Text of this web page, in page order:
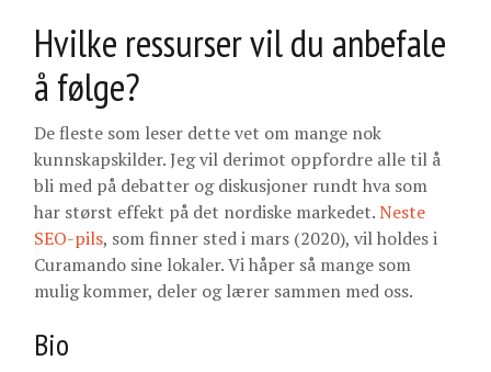
Hvilke ressurser vil du anbefale
å følge?
De fleste som leser dette vet om mange nok
kunnskapskilder. Jeg vil derimot oppfordre alle til å
bli med på debatter og diskusjoner rundt hva som
har størst effekt på det nordiske markedet.Neste
SEO-pils, som finner sted i mars (2020), vil holdes i
Curamando sine lokaler. Vi håper så mange som
mulig kommer, deler og lærer sammen med oss.
Bio